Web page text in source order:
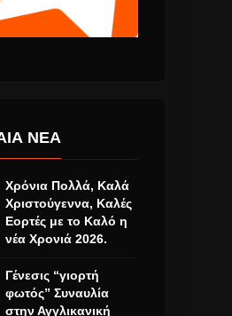
ΝΕΑ
Χρόνια Πολλά, Καλά
Χριστούγεννα, Καλές
Εορτές με το Καλό η
νέα Χρονιά 2026.
Γένεσις “γιορτή
φωτός” Συναυλία
στην Αγγλικανική